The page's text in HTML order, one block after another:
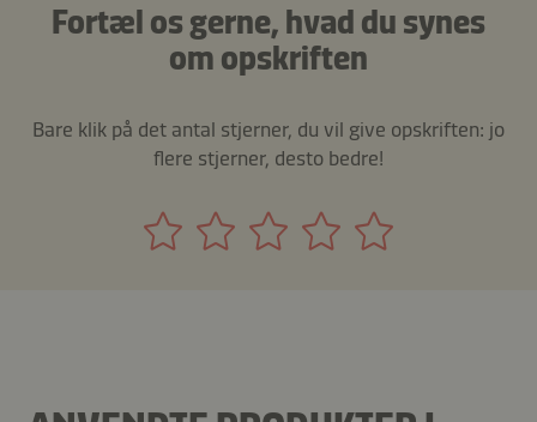
Fortæl os gerne, hvad du synes
om opskriften
Bare klik på det antal stjerner, du vil give opskriften: jo
flere stjerner, desto bedre!